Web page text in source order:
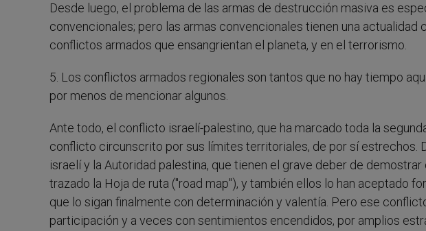
Desde luego, el problema de las armas de destrucción masiva es
convencionales; pero las armas convencionales tienen una actualidad
conflictos armados que ensangrientan el planeta, y en el terrorismo.
5. Los conflictos armados regionales son tantos que no hay tiempo
por menos de mencionar algunos.
Ante todo, el conflicto israelí-palestino, que ha marcado toda la
conflicto circunscrito por sus límites territoriales, de por sí estrechos.
israelí y la Autoridad palestina, que tienen el grave deber de demostrar
trazado la Hoja de ruta ("road map"), y también ellos lo han aceptado
que lo sigan finalmente con determinación y valentía. Pero ese
participación y a veces con sentimientos encendidos, por amplios